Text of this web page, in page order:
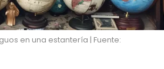
en una estantería | Fuente: